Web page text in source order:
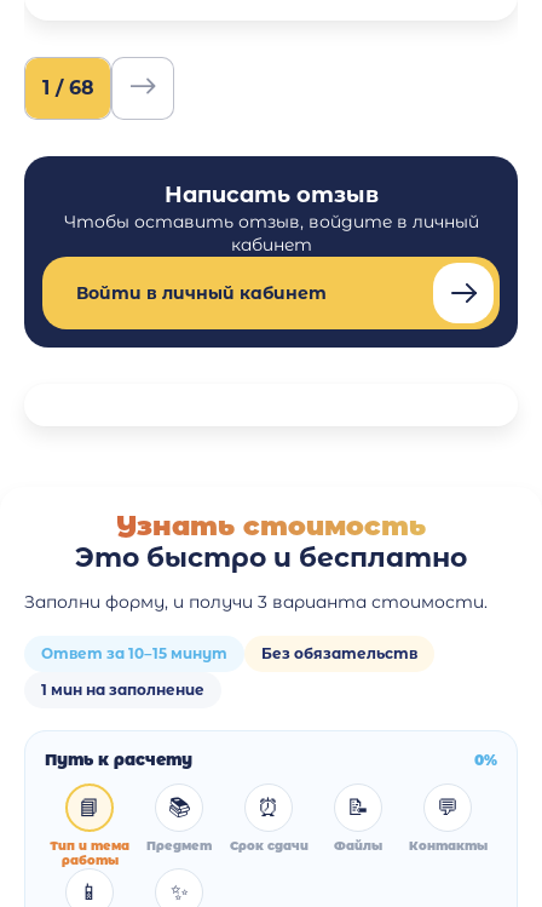
1 / 68
Написать отзыв
Чтобы оставить отзыв, войдите в личный
кабинет
Войти в личный кабинет
Узнать стоимость
Это быстро и бесплатно
Заполни форму, и получи 3 варианта стоимости.
Ответ за 10–15 минут
Без обязательств
1 мин на заполнение
Путь к расчету 0%
📘
Тип и тема
работы
📚
Предмет
⏰
Срок сдачи
📝
Файлы
💬
Контакты
📱 ✨